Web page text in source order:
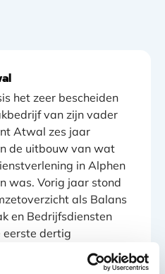
het zeer bescheiden
van zijn vader
Atwal zes jaar
de uitbouw van wat
in Alphen
was. Vorig jaar stond
als Balans
en Bedrijfsdiensten
eerste dertig